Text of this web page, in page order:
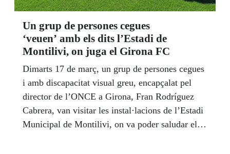
Un grup de persones cegues
‘veuen’ amb els dits l’Estadi de
Montilivi, on juga el Girona FC
Dimarts 17 de març, un grup de persones cegues
i amb discapacitat visual greu, encapçalat pel
director de l’ONCE a Girona, Fran Rodríguez
Cabrera, van visitar les instal·lacions de l’Estadi
Municipal de Montilivi, on va poder saludar el